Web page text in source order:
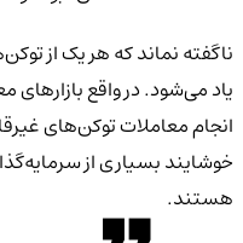
خوشایند بسیاری از
هستند.